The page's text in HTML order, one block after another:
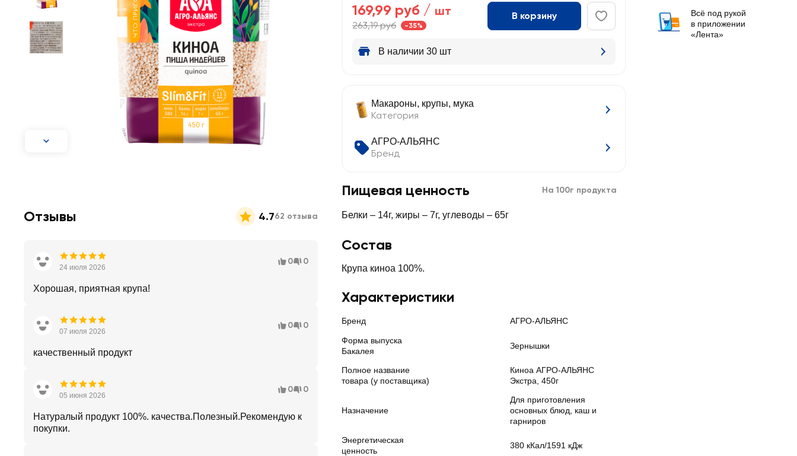
169,99 руб / шт
263,19 руб -35%
В корзину
В наличии 30 шт
Макароны, крупы, мука
Категория
АГРО-АЛЬЯНС
Бренд
Пищевая ценность На 100г продукта
Белки – 14г, жиры – 7г, углеводы – 65г
Состав
Крупа киноа 100%.
Характеристики
Бренд АГРО-АЛЬЯНС
Форма выпуска
Бакалея
Зернышки
Полное название
товара (у поставщика)
Киноа АГРО-АЛЬЯНС
Экстра, 450г
Назначение
Для приготовления
основных блюд, каш и
гарниров
Энергетическая
ценность
380 кКал/1591 кДж
Отзывы 4.762 отзыва
24 июля 2026
0 0
Хорошая, приятная крупа!
07 июля 2026
0 0
качественный продукт
05 июня 2026
0 0
Натуралый продукт 100%. качества.Полезный.Рекомендую к
покупки.
Всё под рукой
в приложении
«Лента»